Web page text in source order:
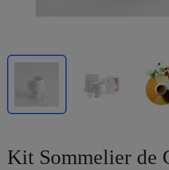
Kit Sommelier de